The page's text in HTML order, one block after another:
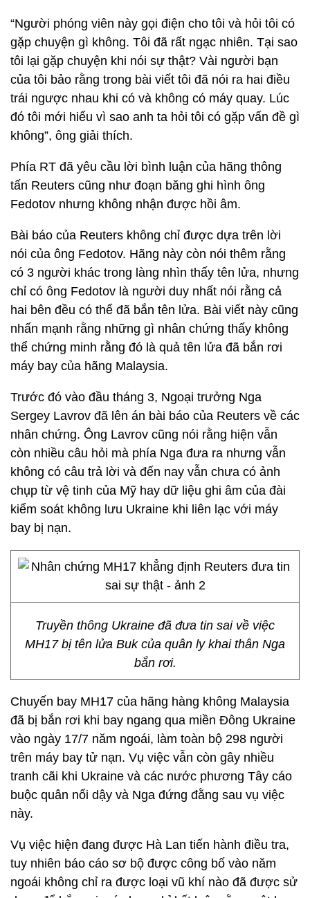
“Người phóng viên này gọi điện cho tôi và hỏi tôi có
gặp chuyện gì không. Tôi đã rất ngạc nhiên. Tại sao
tôi lại gặp chuyện khi nói sự thật? Vài người bạn
của tôi bảo rằng trong bài viết tôi đã nói ra hai điều
trái ngược nhau khi có và không có máy quay. Lúc
đó tôi mới hiểu vì sao anh ta hỏi tôi có gặp vấn đề gì
không”, ông giải thích.
Phía RT đã yêu cầu lời bình luận của hãng thông
tấn Reuters cũng như đoạn băng ghi hình ông
Fedotov nhưng không nhận được hồi âm.
Bài báo của Reuters không chỉ được dựa trên lời
nói của ông Fedotov. Hãng này còn nói thêm rằng
có 3 người khác trong làng nhìn thấy tên lửa, nhưng
chỉ có ông Fedotov là người duy nhất nói rằng cả
hai bên đều có thể đã bắn tên lửa. Bài viết này cũng
nhấn mạnh rằng những gì nhân chứng thấy không
thể chứng minh rằng đó là quả tên lửa đã bắn rơi
máy bay của hãng Malaysia.
Trước đó vào đầu tháng 3, Ngoại trưởng Nga
Sergey Lavrov đã lên án bài báo của Reuters về các
nhân chứng. Ông Lavrov cũng nói rằng hiện vẫn
còn nhiều câu hỏi mà phía Nga đưa ra nhưng vẫn
không có câu trả lời và đến nay vẫn chưa có ảnh
chụp từ vệ tinh của Mỹ hay dữ liệu ghi âm của đài
kiểm soát không lưu Ukraine khi liên lạc với máy
bay bị nạn.
Truyền thông Ukraine đã đưa tin sai về việc
MH17 bị tên lửa Buk của quân ly khai thân Nga
bắn rơi.
Chuyến bay MH17 của hãng hàng không Malaysia
đã bị bắn rơi khi bay ngang qua miền Đông Ukraine
vào ngày 17/7 năm ngoái, làm toàn bộ 298 người
trên máy bay tử nạn. Vụ việc vẫn còn gây nhiều
tranh cãi khi Ukraine và các nước phương Tây cáo
buộc quân nổi dậy và Nga đứng đằng sau vụ việc
này.
Vụ việc hiện đang được Hà Lan tiến hành điều tra,
tuy nhiên báo cáo sơ bộ được công bố vào năm
ngoái không chỉ ra được loại vũ khí nào đã được sử